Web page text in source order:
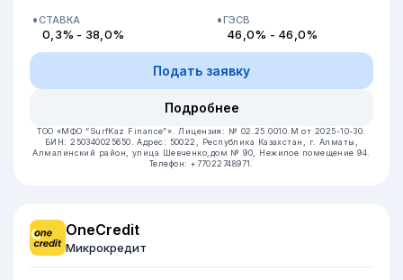
СТАВКА
0,3% - 38,0%
ГЭСВ
46,0% - 46,0%
Подать заявку
Подробнее
ТОО «МФО “SurfKaz Finance”». Лицензия: № 02.25.0010.М от 2025-10-30.
БИН: 250340025650.Адрес: 50022, Республика Казахстан, г. Алматы,
Алмалинский район, улица Шевченко,дом № 90, Нежилое помещение 94.
Телефон: +77022748971.
OneCredit
Микрокредит